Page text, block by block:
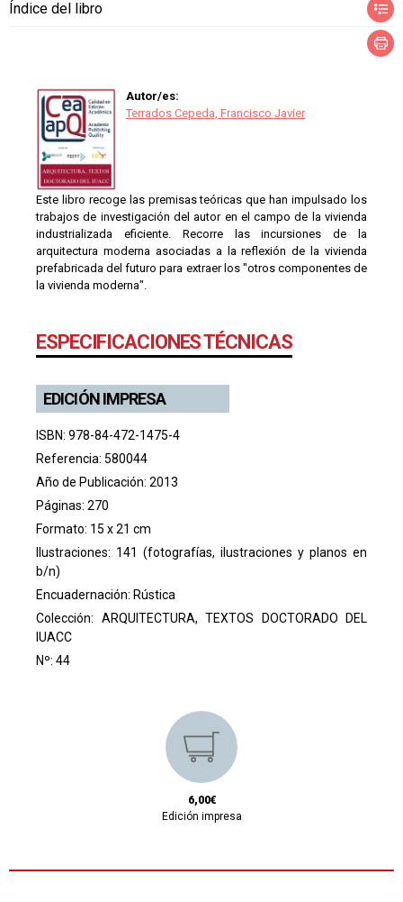
Índice del libro
Autor/es:
Terrados Cepeda, Francisco Javier
Este libro recoge las premisas teóricas que han impulsado los
trabajos de investigación del autor en el campo de la vivienda
industrializada eficiente. Recorre las incursiones de la
arquitectura moderna asociadas a la reflexión de la vivienda
prefabricada del futuro para extraer los "otros componentes de
la vivienda moderna".
ESPECIFICACIONES TÉCNICAS
EDICIÓN IMPRESA
ISBN: 978-84-472-1475-4
Referencia: 580044
Año de Publicación: 2013
Páginas: 270
Formato: 15 x 21 cm
Ilustraciones: 141 (fotografías, ilustraciones y planos en
b/n)
Encuadernación: Rústica
Colección: ARQUITECTURA, TEXTOS DOCTORADO DEL
IUACC
Nº: 44
6,00€
Edición impresa